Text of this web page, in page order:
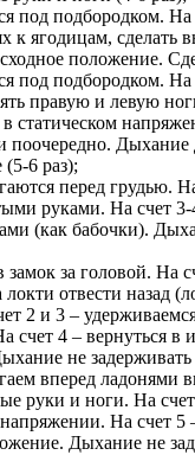
под подбородком.
к ягодицам, сделать
положение.
под подбородком.
правую и левую
статическом
поочередно.
(5-6 раз);
перед грудью.
руками. На счет
(как бабочки).
замок за головой. На
локти отвести назад
2 и 3 –
счет 4 – вернуться в
не задерживать
вперед ладонями
руки и ноги. На
На счет 5
Дыхание не